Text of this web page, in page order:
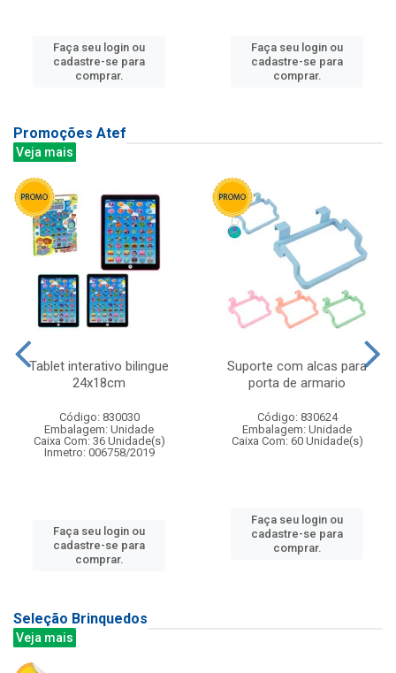
Faça seu login ou
cadastre-se para
comprar.
Faça seu login ou
cadastre-se para
comprar.
Promoções Atef
Veja mais
Tablet interativo bilingue
24x18cm
Código: 830030
Embalagem: Unidade
Caixa Com: 36 Unidade(s)
Inmetro: 006758/2019
Faça seu login ou
cadastre-se para
comprar.
Suporte com alcas para
porta de armario
Código: 830624
Embalagem: Unidade
Caixa Com: 60 Unidade(s)
Faça seu login ou
cadastre-se para
comprar.
Seleção Brinquedos
Veja mais